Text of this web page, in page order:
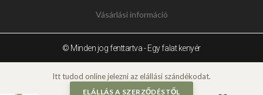
Vásárlási információ
© Minden jog fenttartva - Egy falat kenyér
ELÁLLÁS A SZERZŐDÉSTŐL